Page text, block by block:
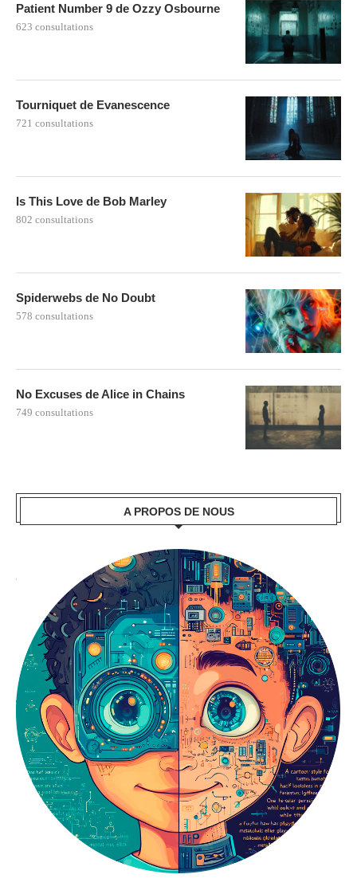
Patient Number 9 de Ozzy Osbourne
623 consultations
Tourniquet de Evanescence
721 consultations
Is This Love de Bob Marley
802 consultations
Spiderwebs de No Doubt
578 consultations
No Excuses de Alice in Chains
749 consultations
A PROPOS DE NOUS